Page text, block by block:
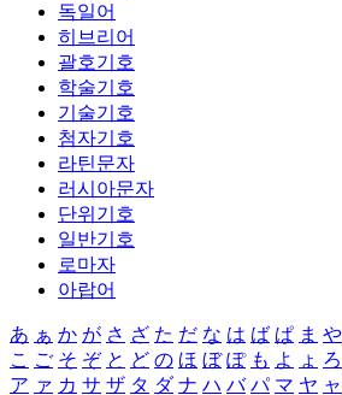
독일어
히브리어
괄호기호
학술기호
기술기호
첨자기호
라틴문자
러시아문자
단위기호
일반기호
로마자
아랍어
あ ぁ か が さ ざ た だ な は ば ぱ ま や
こ ご そ ぞ と ど の ほ ぼ ぽ も よ ょ ろ
ア ァ カ サ ザ タ ダ ナ ハ バ パ マ ヤ ャ